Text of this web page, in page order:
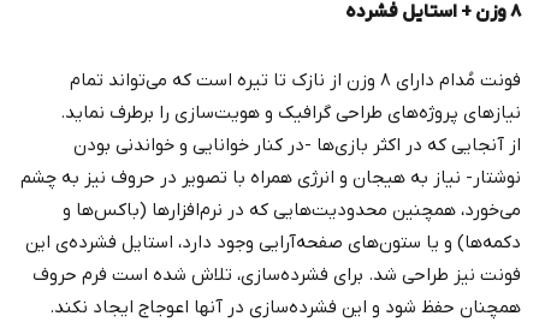
۸ وزن + استایل فشرده
فونت مُدام دارای ۸ وزن از نازک تا تیره است که می‌تواند تمام
نیازهای پروژه‌های طراحی گرافیک و هویت‌سازی را برطرف نماید.
از آنجایی که در اکثر بازی‌ها -در کنار خوانایی و خواندنی بودن
نوشتار- نیاز به هیجان و انرژی همراه با تصویر در حروف نیز به چشم
می‌خورد، همچنین محدودیت‌هایی که در نرم‌افزارها (باکس‌ها و
دکمه‌ها) و یا ستون‌های صفحه‌آرایی وجود دارد، استایل فشرده‌ی این
فونت نیز طراحی شد. برای فشرده‌سازی، تلاش شده است فرم حروف
همچنان حفظ شود و این فشرده‌سازی در آنها اعوجاج ایجاد نکند.